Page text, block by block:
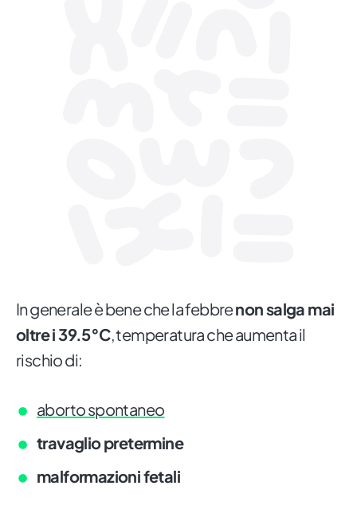
In generale è bene che la febbrenon salga mai
oltre i 39.5°C, temperatura che aumenta il
rischio di:
aborto spontaneo
travaglio pretermine
malformazioni fetali